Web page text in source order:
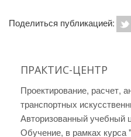
Поделиться публикацией:
ПРАКТИС-ЦЕНТР
Проектирование, расчет,
транспортных
Авторизованный учебный
Обучение, в рамках курса